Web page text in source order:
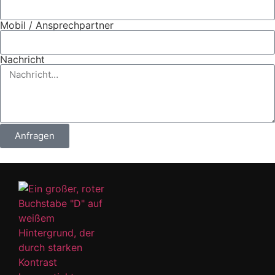
Mobil / Ansprechpartner
Nachricht
Anfragen